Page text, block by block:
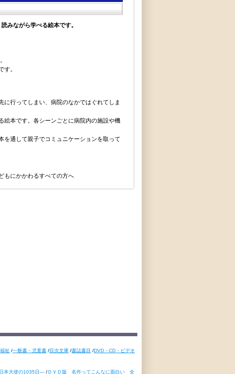
みながら学べる絵本です。
。
に行ってしまい、病院のなかではぐれてしま
絵本です。各シーンごとに病院内の施設や機
を通して親子でコミュニケーションを取って
もにかかわるすべての方へ
祉 /一般書・児童書 /目次文庫 /書誌書目 /DVD・CD・ビデオ
本大使の1035日― /ＤＶＤ版 名作ってこんなに面白い 全